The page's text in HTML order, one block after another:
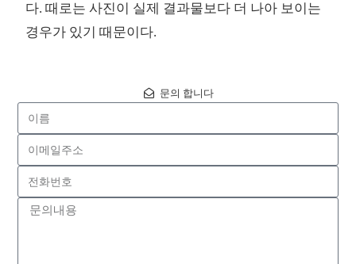
다. 때로는 사진이 실제 결과물보다 더 나아 보이는
경우가 있기 때문이다.
문의 합니다